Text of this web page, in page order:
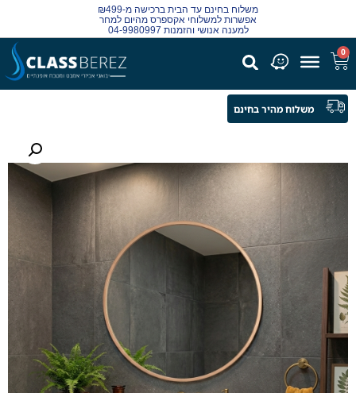
משלוח בחינם עד הבית ברכישה מ-₪499
אפשרות למשלוחי אקספרס מהיום למחר
למענה אנושי והזמנות 04-9980997
0
משלוח מהיר בחינם